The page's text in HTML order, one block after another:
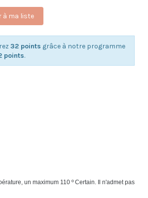
à ma liste
32 points grâce à notre programme
points.
un maximum 110 º Certain. Il n'admet pas